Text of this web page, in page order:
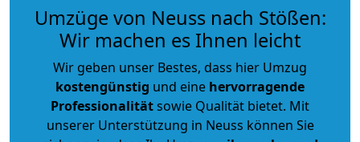
Umzüge von Neuss nach Stößen:
Wir machen es Ihnen leicht
Wir geben unser Bestes, dass hier Umzug
kostengünstig und eine hervorragende
Professionalitätsowie Qualität bietet. Mit
unserer Unterstützung in Neuss können Sie